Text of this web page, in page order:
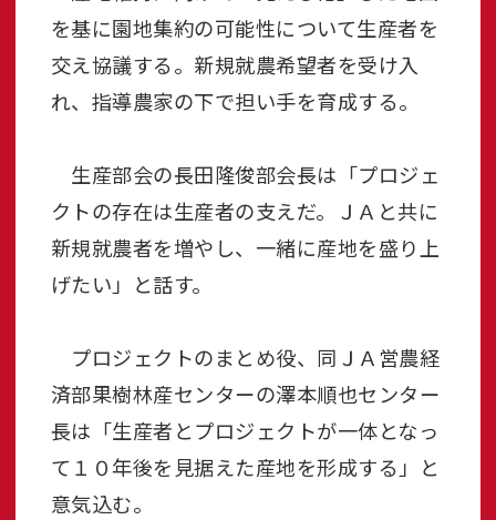
を基に園地集約の可能性について生産者を
交え協議する。新規就農希望者を受け入
れ、指導農家の下で担い手を育成する。
生産部会の長田隆俊部会長は「プロジェ
クトの存在は生産者の支えだ。ＪＡと共に
新規就農者を増やし、一緒に産地を盛り上
げたい」と話す。
プロジェクトのまとめ役、同ＪＡ営農経
済部果樹林産センターの澤本順也センター
長は「生産者とプロジェクトが一体となっ
て１０年後を見据えた産地を形成する」と
意気込む。